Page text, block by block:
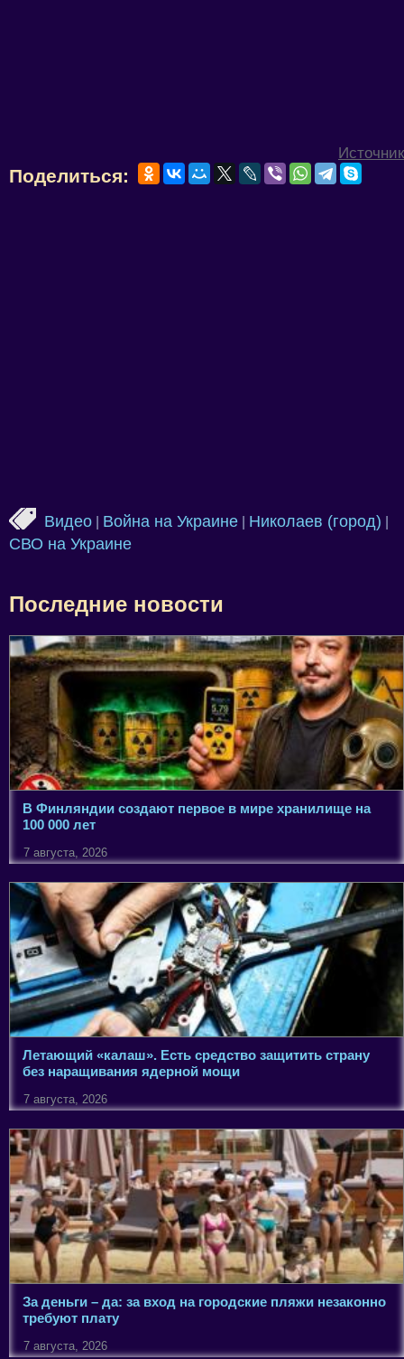
Источник
Поделиться:
Видео Война на Украине Николаев (город)
СВО на Украине
Последние новости
В Финляндии создают первое в мире хранилище на
100 000 лет
7 августа, 2026
Летающий «калаш». Есть средство защитить страну
без наращивания ядерной мощи
7 августа, 2026
За деньги – да: за вход на городские пляжи незаконно
требуют плату
7 августа, 2026